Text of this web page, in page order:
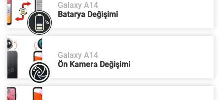
Galaxy A14
Batarya Değişimi
Galaxy A14
Ön Kamera Değişimi